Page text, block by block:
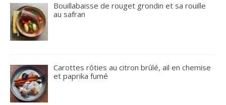
Bouillabaisse de rouget grondin et sa rouille
au safran
Carottes rôties au citron brûlé, ail en chemise
et paprika fumé